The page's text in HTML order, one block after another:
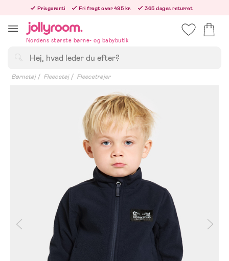
innehållet
Prisgaranti Fri fragt over 495 kr.
365 dages returret
Nordens største børne- og babybutik
Børnetøj Fleecetøj Fleecetrøjer